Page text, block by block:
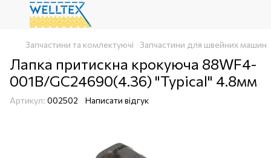
Запчастини та комлектуючі Запчастини для швейних машин
Лапка притискна крокуюча 88WF4-
001B/GC24690(4.36) "Typical" 4.8мм
Артикул: 002502 Написати відгук